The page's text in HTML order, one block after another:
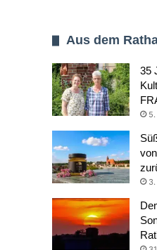
Aus dem
35